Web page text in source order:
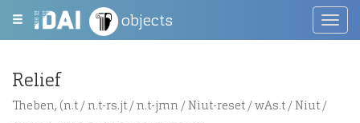
objects
Relief
Theben, (n.t / n.t-rs.jt / n.t-jmn / Niut-reset / wAs.t / Niut /